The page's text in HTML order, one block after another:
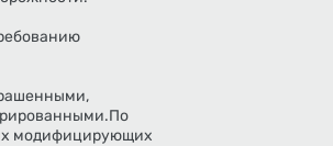
модифицирующих